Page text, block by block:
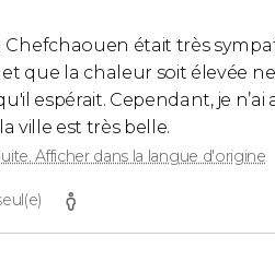
Chefchaouen était très
que la chaleur soit élevée
espérait. Cependant, je
ville est très belle.
Afficher dans la langue d'origine